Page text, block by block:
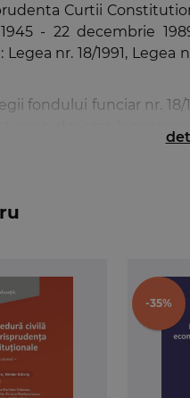
Curtii
- 22 decembrie
nr. 18/1991, Legea
fondului funciar nr.
sens, dar atat
unui demers de
lucrarea este
a conditiilor
si competenta Curtii
trebuie
Legile
care isi mentin
ca un
-35%